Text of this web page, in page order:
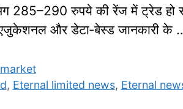
285–290 रुपये की रेंज में ट्रेड हो
एजुकेशनल और डेटा‑बेस्ड जानकारी के
, Eternal limited news, Eternal